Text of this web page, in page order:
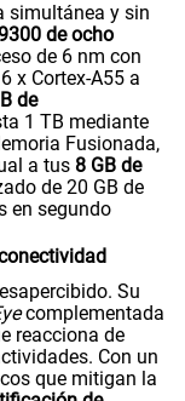
simultánea y sin
de ocho
de 6 nm con
x Cortex-A55 a
de
1 TB mediante
Fusionada,
a tus 8 GB de
de 20 GB de
en segundo
Su
complementada
reacciona de
Con un
que mitigan la